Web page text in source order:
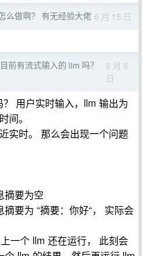
么做啊？ 有无经验大佬 6 月 15 日
前有流式输入的 llm 吗？
6 月 8
日
用户实时输入，llm 输出为
间。
实时。 那么会出现一个问题
摘要为空
要为 “摘要：你好“， 实际会
一个 llm 还在运行， 此刻会